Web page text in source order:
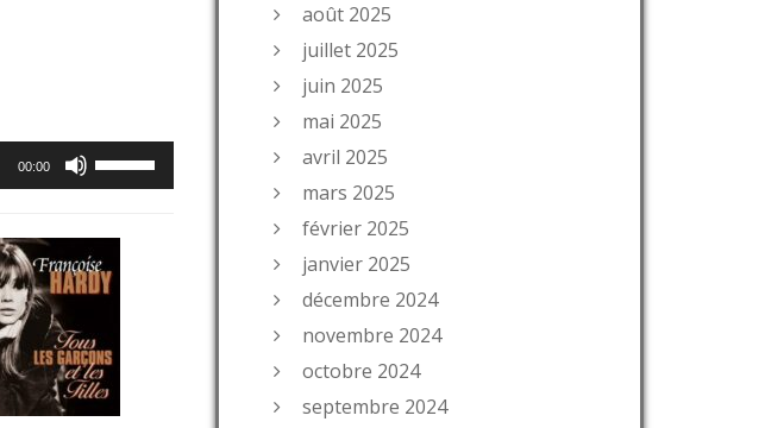
00:00
les
augmenter
ou
le
volume.
août 2025
juillet 2025
juin 2025
mai 2025
avril 2025
mars 2025
février 2025
janvier 2025
décembre 2024
novembre 2024
octobre 2024
septembre 2024